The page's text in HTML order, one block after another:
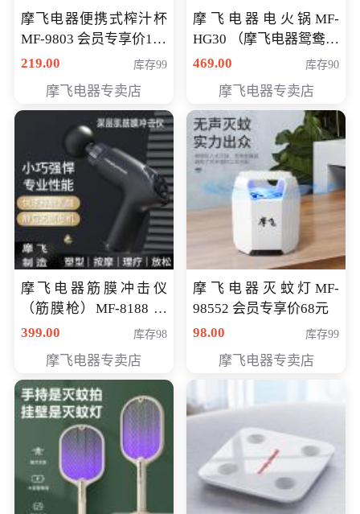
摩飞电器便携式榨汁杯
MF-9803 会员专享价138
元
219.00 库存99
摩飞电器专卖店
摩飞电器电火锅MF-
HG30 （摩飞电器鸳鸯锅
MF-HG30 ） 会员专享价
469.00 库存90
摩飞电器专卖店
摩飞电器筋膜冲击仪
（筋膜枪）MF-8188 会
员专享价268元
399.00 库存98
摩飞电器专卖店
摩飞电器灭蚊灯MF-
98552 会员专享价68元
98.00
库存99
摩飞电器专卖店